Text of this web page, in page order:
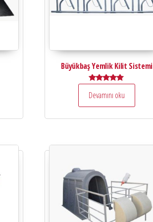
Büyükbaş Yemlik Kilit Sistemi
5.00
oy aldı
Devamını oku